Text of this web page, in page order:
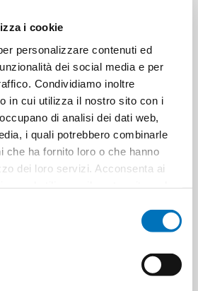
i cookie
personalizzare contenuti ed
dei social media e per
Condividiamo inoltre
in cui utilizza il nostro sito con i
di analisi dei dati web,
i quali potrebbero combinarle
che ha fornito loro o che hanno
dei loro servizi. Acconsenta ai
SPF
PIZ BUIN ALLERGY LINE SUN MILK
SPF 50+ 400 ML